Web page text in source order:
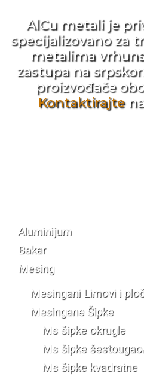
AlCu metali je
specijalizovano za
metalima
zastupa na
proizvođače
Kontaktirajte
Aluminijum
Bakar
Mesing
Mesingani Limovi i
Mesingane Šipke
Ms šipke okrugle
Ms šipke
Ms šipke kvadratne